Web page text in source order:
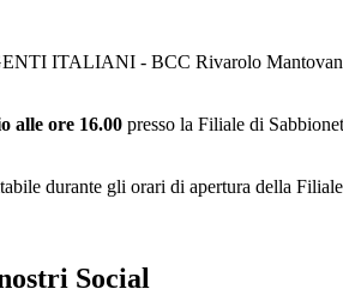
ITALIANI - BCC Rivarolo
alle ore 16.00 presso la Filiale di
durante gli orari di apertura della
Social